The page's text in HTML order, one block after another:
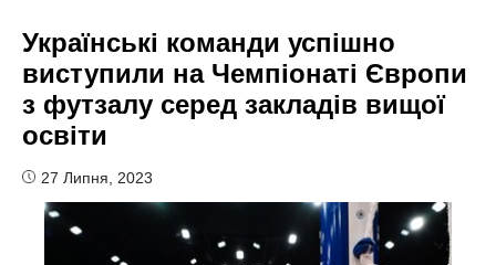
Українські команди успішно
виступили на Чемпіонаті Європи
з футзалу серед закладів вищої
освіти
27 Липня, 2023